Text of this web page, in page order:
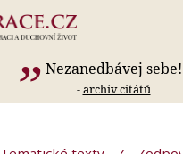
Nezanedbávej sebe!
-archív citátů